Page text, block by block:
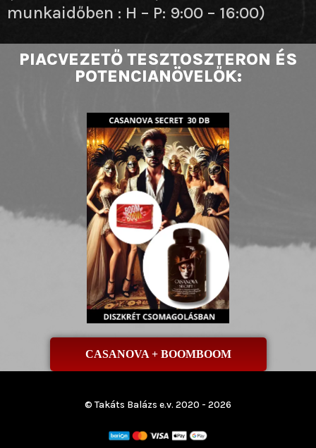
PIACVEZETŐ TESZTOSZTERON ÉS
POTENCIANÖVELŐK:
CASANOVA + BOOMBOOM
munkaidőben : H – P: 9:00 – 16:00)
© Takáts Balázs e.v. 2020 - 2026